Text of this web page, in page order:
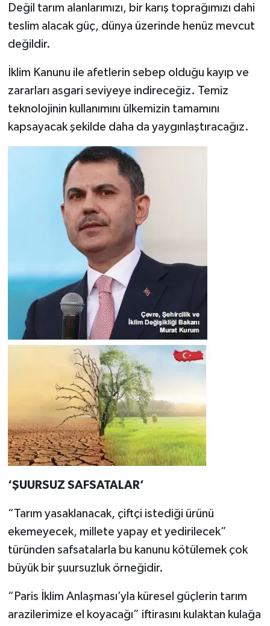
Değil tarım alanlarımızı, bir karış toprağımızı dahi
teslim alacak güç, dünya üzerinde henüz mevcut
değildir.
İklim Kanunu ile afetlerin sebep olduğu kayıp ve
zararları asgari seviyeye indireceğiz. Temiz
teknolojinin kullanımını ülkemizin tamamını
kapsayacak şekilde daha da yaygınlaştıracağız.
‘ŞUURSUZ SAFSATALAR’
“Tarım yasaklanacak, çiftçi istediği ürünü
ekemeyecek, millete yapay et yedirilecek”
türünden safsatalarla bu kanunu kötülemek çok
büyük bir şuursuzluk örneğidir.
“Paris İklim Anlaşması’yla küresel güçlerin tarım
arazilerimize el koyacağı” iftirasını kulaktan kulağa